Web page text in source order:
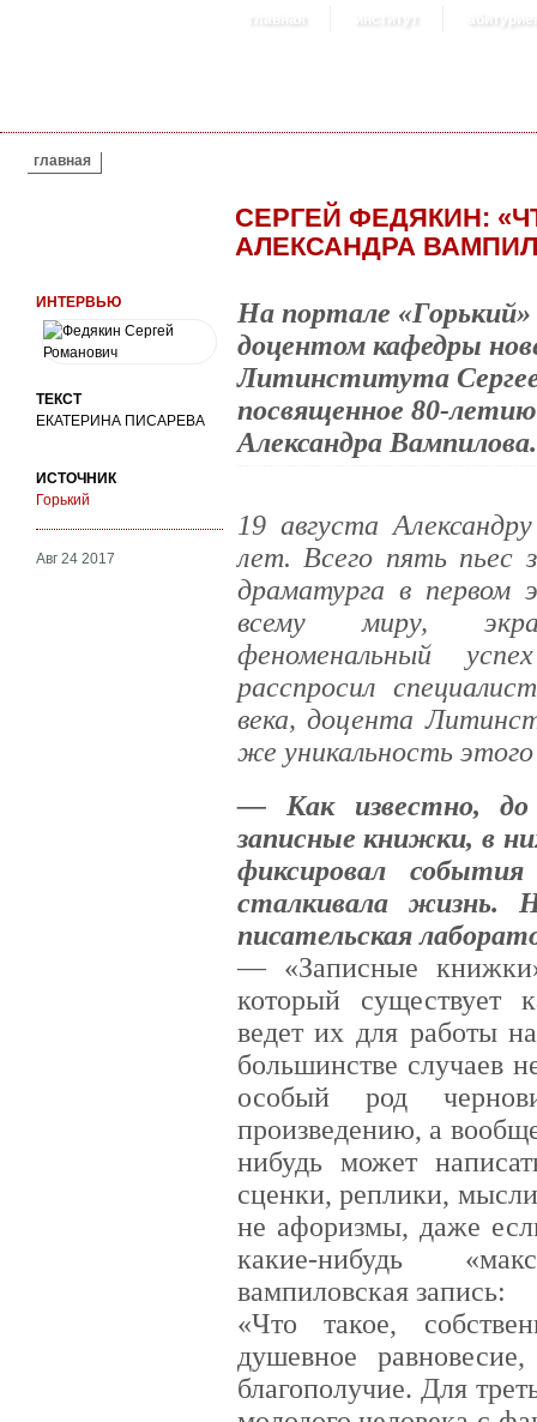
главная институт
ВЫ ЗДЕСЬ
главная
СЕРГЕЙ ФЕДЯКИН:
АЛЕКСАНДРА
ИНТЕРВЬЮ
ТЕКСТ
ЕКАТЕРИНА ПИСАРЕВА
ИСТОЧНИК
Горький
Авг 24 2017
На портале
доцентом кафедры
Литинститута
посвященное 80-
Александра Вампилова.
19 августа
лет. Всего пять
драматурга в первом
всему миру,
феноменальный
расспросил
века, доцента
же уникальность
— Как известно, до
записные книжки, в
фиксировал
сталкивала жизнь.
писательская
— «Записные
который существует
ведет их для работы
большинстве случаев
особый род
произведению, а
нибудь может
сценки, реплики,
не афоризмы, даже
какие-нибудь
вампиловская запись:
«Что такое,
душевное
благополучие. Для